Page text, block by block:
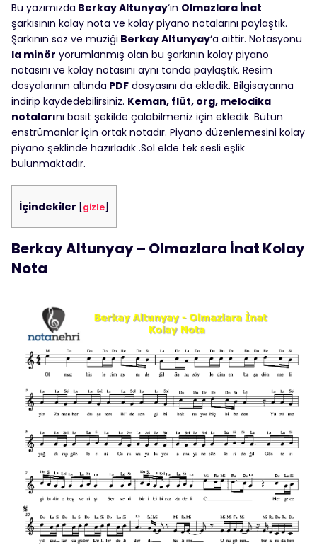
Bu yazımızda Berkay Altunyay‘ın Olmazlara İnat
şarkısının kolay nota ve kolay piyano notalarını paylaştık.
Şarkının söz ve müziği Berkay Altunyay‘a aittir. Notasyonu
la minör yorumlanmış olan bu şarkının kolay piyano
notasını ve kolay notasını aynı tonda paylaştık. Resim
dosyalarının altında PDF dosyasını da ekledik. Bilgisayarına
indirip kaydedebilirsiniz. Keman, flüt, org, melodika
notalarını basit şekilde çalabilmeniz için ekledik. Bütün
enstrümanlar için ortak notadır. Piyano düzenlemesini kolay
piyano şeklinde hazırladık .Sol elde tek sesli eşlik
bulunmaktadır.
İçindekiler gizle
Berkay Altunyay – Olmazlara İnat Kolay
Nota